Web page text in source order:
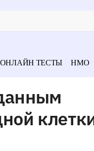
ОНЛАЙН ТЕСТЫ НМО